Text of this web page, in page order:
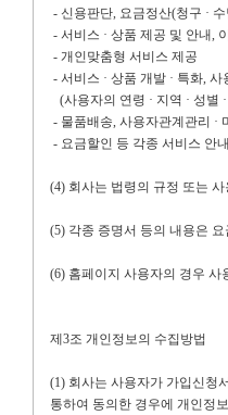
- 신용판단, 요금정산(청구 ·
- 서비스 · 상품 제공 및 안내,
- 개인맞춤형 서비스 제공
- 서비스 · 상품 개발 · 특화, 사
(사용자의 연령 · 지역 · 성별
- 물품배송, 사용자관계관리 ·
- 요금할인 등 각종 서비스 안내
(4) 회사는 법령의 규정 또는
(5) 각종 증명서 등의 내용은
(6) 홈페이지 사용자의 경우 사
제 3조 개인정보의 수집방법
(1) 회사는 사용자가 가입신청서
통하여 동의한 경우에 개인정